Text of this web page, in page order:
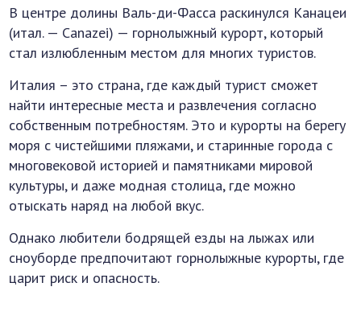
В центре долины Валь-ди-Фасса раскинулся Канацеи
(итал. — Canazei) — горнолыжный курорт, который
стал излюбленным местом для многих туристов.
Италия – это страна, где каждый турист сможет
найти интересные места и развлечения согласно
собственным потребностям. Это и курорты на берегу
моря с чистейшими пляжами, и старинные города с
многовековой историей и памятниками мировой
культуры, и даже модная столица, где можно
отыскать наряд на любой вкус.
Однако любители бодрящей езды на лыжах или
сноуборде предпочитают горнолыжные курорты, где
царит риск и опасность.